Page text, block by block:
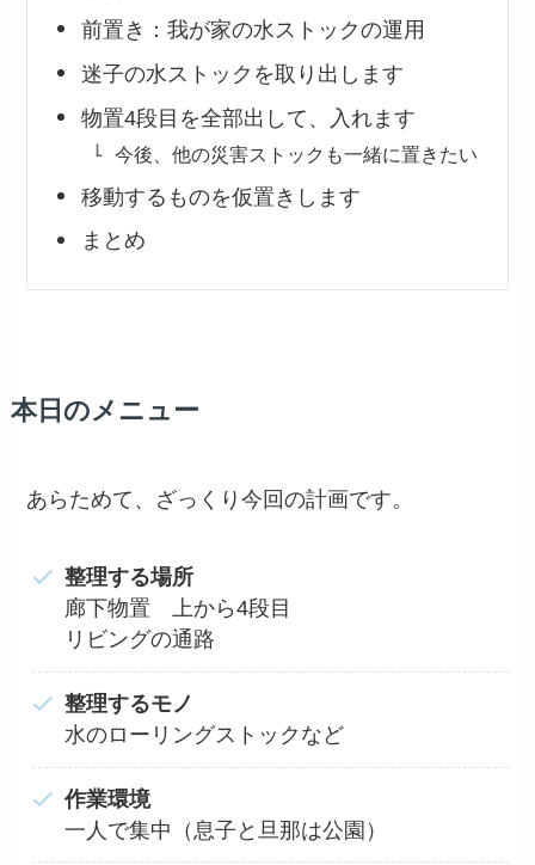
前置き：我が家の水ストックの運用
迷子の水ストックを取り出します
物置4段目を全部出して、入れます
今後、他の災害ストックも一緒に置きたい
移動するものを仮置きします
まとめ
本日のメニュー
あらためて、ざっくり今回の計画です。
整理する場所
廊下物置 上から4段目
リビングの通路
整理するモノ
水のローリングストックなど
作業環境
一人で集中（息子と旦那は公園）